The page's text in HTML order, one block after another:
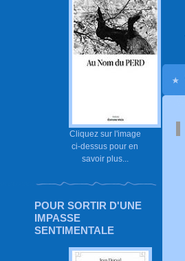
Cliquez sur l'image
ci-dessus pour en
savoir plus...
POUR SORTIR D'UNE
IMPASSE
SENTIMENTALE